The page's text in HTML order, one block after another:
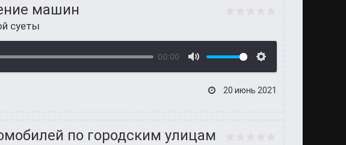
машин
суеты
00:00
20 июнь 2021
по городским улицам